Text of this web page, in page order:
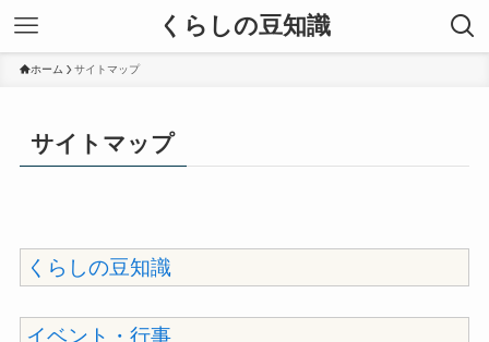
くらしの豆知識
ホーム サイトマップ
サイトマップ
くらしの豆知識
イベント・行事